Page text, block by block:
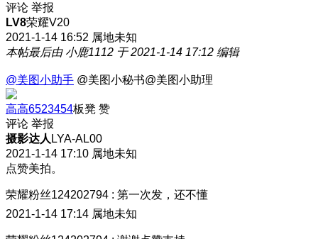
评论 举报
LV8荣耀V20
2021-1-14 16:52 属地未知
本帖最后由 小鹿1112 于 2021-1-14 17:12 编辑
@美图小助手 @美图小秘书@美图小助理
高高6523454板凳 赞
评论 举报
摄影达人 LYA-AL00
2021-1-14 17:10 属地未知
点赞美拍。
荣耀粉丝124202794 : 第一次发，还不懂
2021-1-14 17:14 属地未知